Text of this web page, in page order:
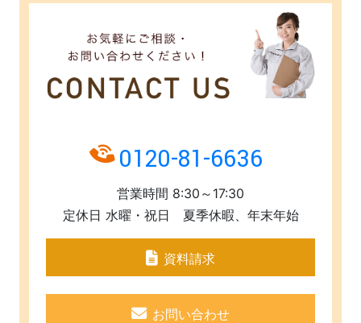
0120-81-6636
営業時間 8:30～17:30
定休日 水曜・祝日 夏季休暇、年末年始
資料請求
お問い合わせ